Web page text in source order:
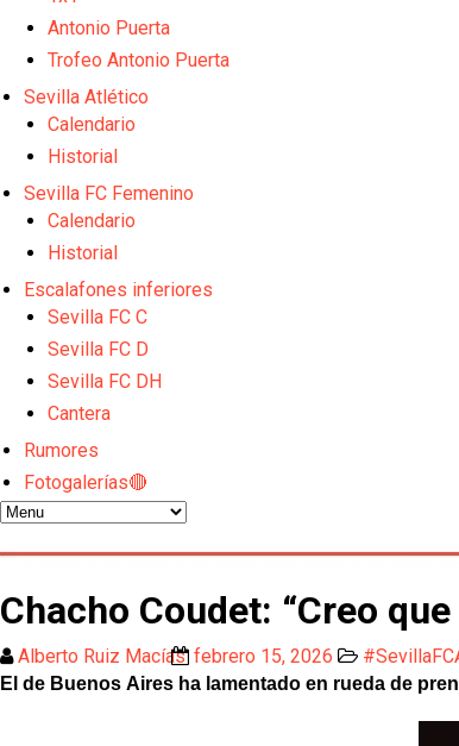
Kochorashvili, seria opción para reforzar el
Sow muy cerca de cerrar su traspaso al
El Sevilla FC oficializa la cesión de Rafa Mir
Antonio Puerta
Trofeo Antonio Puerta
Sevilla Atlético
Calendario
Historial
Sevilla FC Femenino
Calendario
Historial
Escalafones inferiores
Sevilla FC C
Sevilla FC D
Sevilla FC DH
Cantera
Rumores
Fotogalerías🔴
Chacho Coudet: “Creo
Alberto Ruiz Macías febrero 15, 2026
El de Buenos Aires ha lamentado en rueda de